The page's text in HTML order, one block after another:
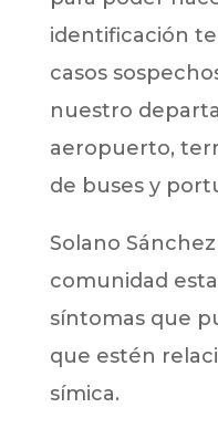
identificación
casos
nuestro
aeropuerto,
de buses y
Solano
comunidad
síntomas que
que estén
símica.